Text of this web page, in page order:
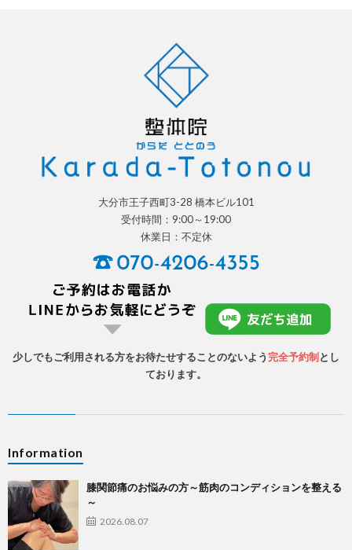
大分市王子西町3-28 橋本ビル101
受付時間：9:00～19:00
休業日：不定休
少しでもご利用される方をお待たせすることのないよう 完全予約制とし
ております。
Information
膝関節痛のお悩みの方～筋肉のコンディションを整える
～
2026.08.07